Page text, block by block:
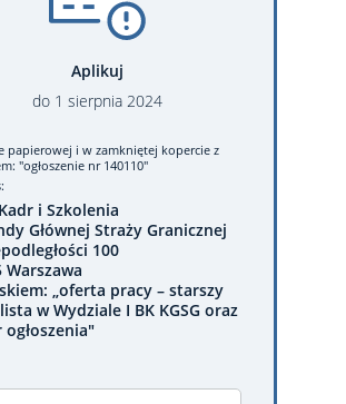
Aplikuj
do 1 sierpnia 2024
papierowej i w zamkniętej kopercie z
"ogłoszenie nr 140110"
i Szkolenia
Głównej Straży Granicznej
100
Warszawa
„oferta pracy – starszy
w Wydziale I BK KGSG oraz
ogłoszenia"